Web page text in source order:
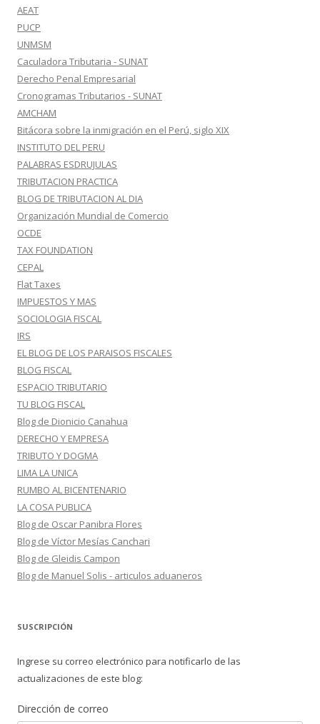
AEAT
PUCP
UNMSM
Caculadora Tributaria - SUNAT
Derecho Penal Empresarial
Cronogramas Tributarios - SUNAT
AMCHAM
Bitácora sobre la inmigración en el Perú, siglo XIX
INSTITUTO DEL PERU
PALABRAS ESDRUJULAS
TRIBUTACION PRACTICA
BLOG DE TRIBUTACION AL DIA
Organización Mundial de Comercio
OCDE
TAX FOUNDATION
CEPAL
Flat Taxes
IMPUESTOS Y MAS
SOCIOLOGIA FISCAL
IRS
EL BLOG DE LOS PARAISOS FISCALES
BLOG FISCAL
ESPACIO TRIBUTARIO
TU BLOG FISCAL
Blog de Dionicio Canahua
DERECHO Y EMPRESA
TRIBUTO Y DOGMA
LIMA LA UNICA
RUMBO AL BICENTENARIO
LA COSA PUBLICA
Blog de Oscar Panibra Flores
Blog de Víctor Mesías Canchari
Blog de Gleidis Campon
Blog de Manuel Solis - articulos aduaneros
SUSCRIPCIÓN
Ingrese su correo electrónico para notificarlo de las
actualizaciones de este blog:
Dirección de correo